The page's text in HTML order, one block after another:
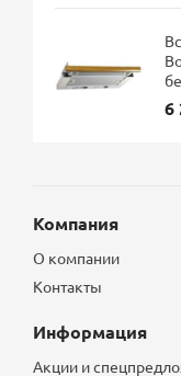
6
Компания
О компании
Контакты
Информация
Акции и